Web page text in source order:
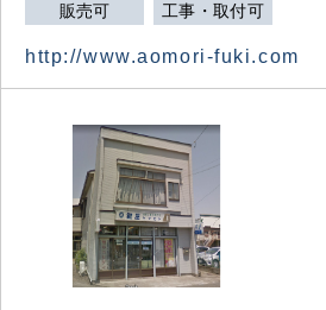
販売可 工事・取付可
http://www.aomori-fuki.com